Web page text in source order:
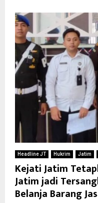
Headline JT Hukrim Jatim
Kejati Jatim
Jatim jadi
Belanja Barang